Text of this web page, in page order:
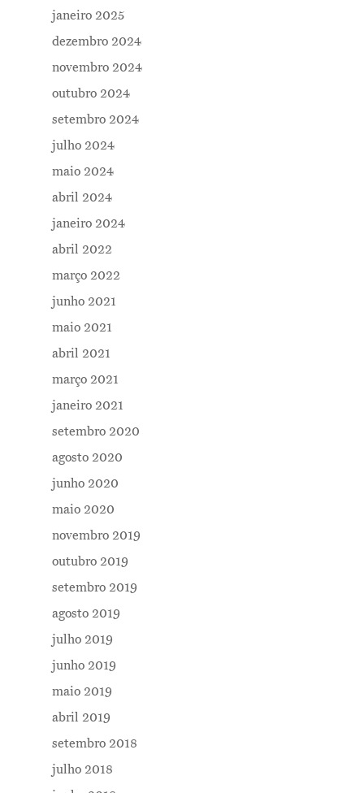
janeiro 2025
dezembro 2024
novembro 2024
outubro 2024
setembro 2024
julho 2024
maio 2024
abril 2024
janeiro 2024
abril 2022
março 2022
junho 2021
maio 2021
abril 2021
março 2021
janeiro 2021
setembro 2020
agosto 2020
junho 2020
maio 2020
novembro 2019
outubro 2019
setembro 2019
agosto 2019
julho 2019
junho 2019
maio 2019
abril 2019
setembro 2018
julho 2018